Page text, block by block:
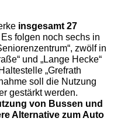
insgesamt 27
folgen noch sechs in
zwölf in
und „Lange Hecke“
„Grefrath
soll die Nutzung
gestärkt werden.
von Bussen und
Alternative zum Auto